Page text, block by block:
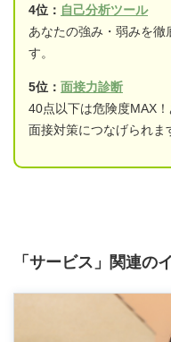
4位： 自己分析ツール
あなたの強み・弱みを徹
す。
5位： 面接力診断
40点以下は危険度MAX
面接対策につなげられま
「サービス」関連の